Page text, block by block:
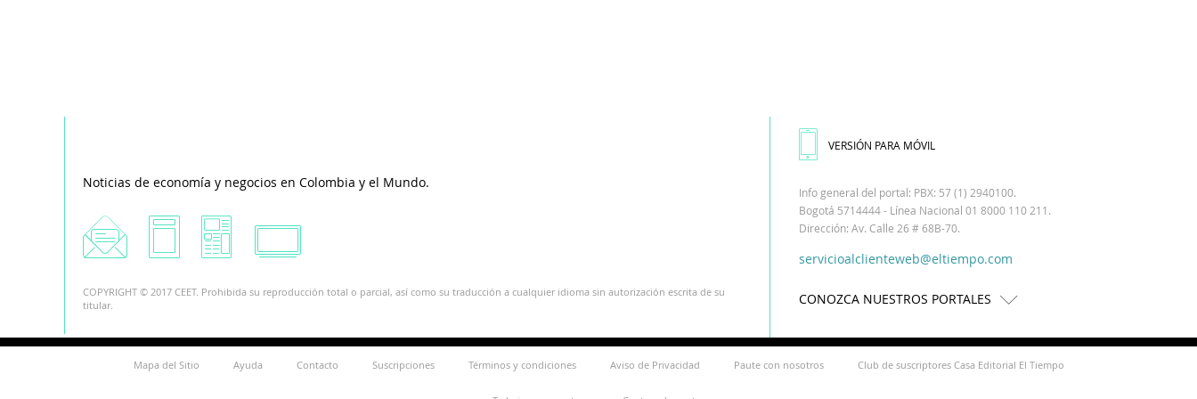
Noticias de economía y negocios en Colombia y el Mundo.
COPYRIGHT © 2017 CEET. Prohibida su reproducción total o parcial, así como su traducción a cualquier idioma sin autorización escrita de su
titular.
VERSIÓN PARA MÓVIL
Info general del portal: PBX: 57 (1) 2940100.
Bogotá 5714444 - Línea Nacional 01 8000 110 211.
Dirección: Av. Calle 26 # 68B-70.
servicioalclienteweb@eltiempo.com
CONOZCA NUESTROS PORTALES
Mapa del Sitio Ayuda Contacto Suscripciones Términos y condiciones Aviso de Privacidad Paute con nosotros Club de suscriptores Casa Editorial El Tiempo